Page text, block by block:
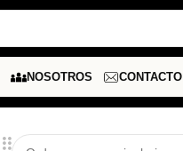
NOSOTROS CONTACTO